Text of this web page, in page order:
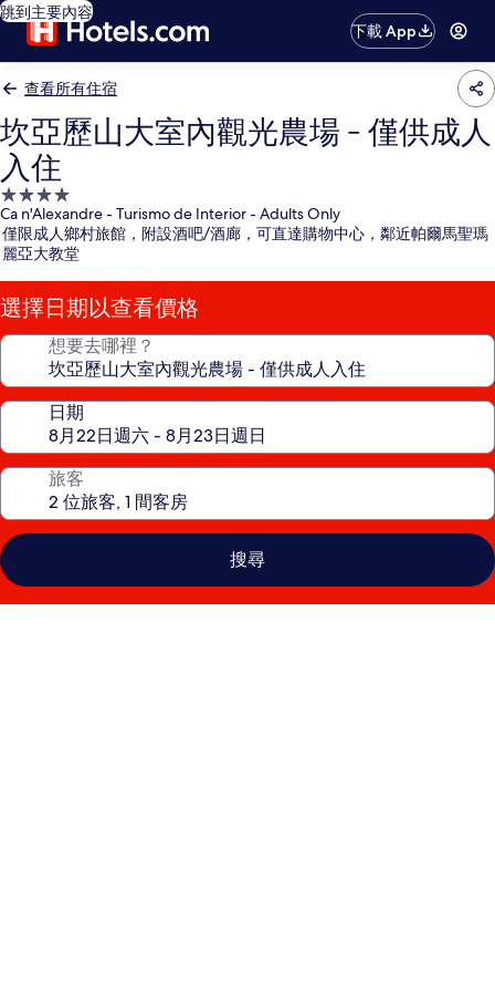
跳到主要內容
下載 App
查看所有住宿
坎亞歷山大室內觀光農場 - 僅供成人
入住
4.0
星
級
住
宿
Ca n'Alexandre - Turismo de Interior - Adults Only
僅限成人鄉村旅館，附設酒吧/酒廊，可直達購物中心，鄰近帕爾馬聖瑪
麗亞大教堂
選擇日期以查看價格
想要去哪裡？
日期
旅客
搜尋